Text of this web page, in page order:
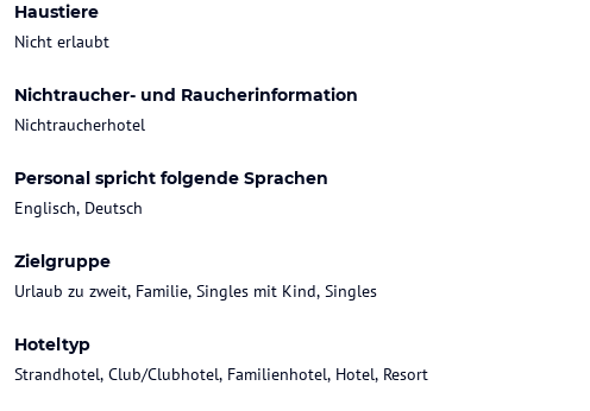
Haustiere
Nicht erlaubt
Nichtraucher- und Raucherinformation
Nichtraucherhotel
Personal spricht folgende Sprachen
Englisch, Deutsch
Zielgruppe
Urlaub zu zweit, Familie, Singles mit Kind, Singles
Hoteltyp
Strandhotel, Club/Clubhotel, Familienhotel, Hotel, Resort